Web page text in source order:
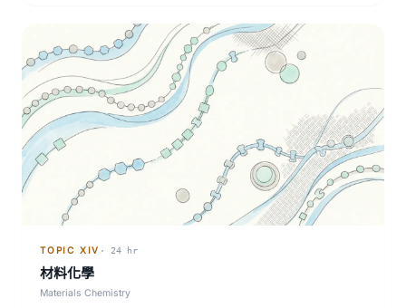
TOPIC XIV · 24 hr
材料化學
Materials Chemistry